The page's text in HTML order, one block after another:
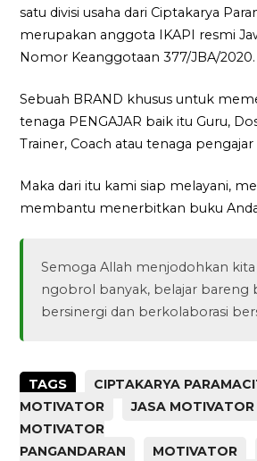
satu divisi usaha dari Ciptakarya
merupakan anggota IKAPI resmi
Nomor Keanggotaan 377/JBA/2020.
Sebuah BRAND khusus untuk
tenaga PENGAJAR baik itu Guru,
Trainer, Coach atau tenaga pengajar
Maka dari itu kami siap melayani,
membantu menerbitkan buku Anda
Semoga Allah menjodohkan
ngobrol banyak, belajar bareng
bersinergi dan berkolaborasi
TAGS CIPTAKARYA
MOTIVATOR
JASA MOTIVATOR
MOTIVATOR
PANGANDARAN
MOTIVATOR